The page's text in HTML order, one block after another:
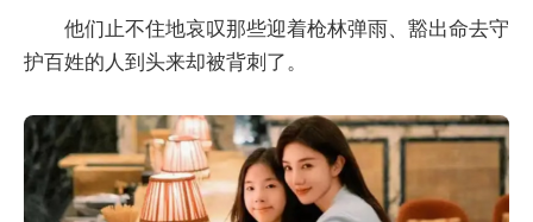
他们止不住地哀叹那些迎着枪林弹雨、豁出命去守
护百姓的人到头来却被背刺了。